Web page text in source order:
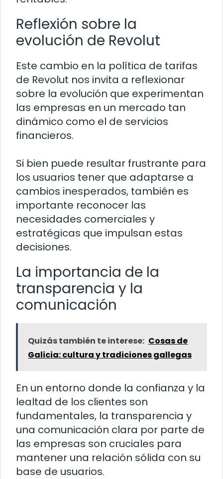
Reflexión sobre la
evolución de Revolut
Este cambio en la política de tarifas
de Revolut nos invita a reflexionar
sobre la evolución que experimentan
las empresas en un mercado tan
dinámico como el de servicios
financieros.
Si bien puede resultar frustrante para
los usuarios tener que adaptarse a
cambios inesperados, también es
importante reconocer las
necesidades comerciales y
estratégicas que impulsan estas
decisiones.
La importancia de la
transparencia y la
comunicación
Quizás también te interese: Cosas de
Galicia: cultura y tradiciones gallegas
En un entorno donde la confianza y la
lealtad de los clientes son
fundamentales, la transparencia y
una comunicación clara por parte de
las empresas son cruciales para
mantener una relación sólida con su
base de usuarios.